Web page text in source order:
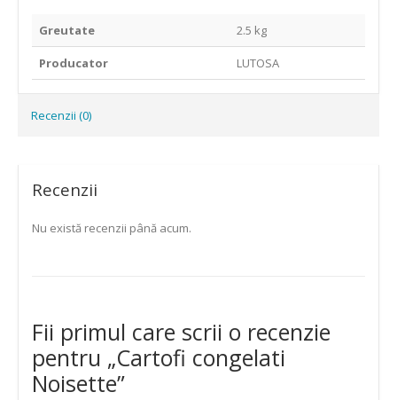
Greutate 2.5 kg
Producator LUTOSA
Recenzii (0)
Recenzii
Nu există recenzii până acum.
Fii primul care scrii o recenzie
pentru „Cartofi congelati
Noisette”